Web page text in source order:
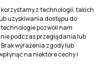
z technologii, takich
uzyskiwania dostępu do
pozwoli nam
podczas przeglądania lub
wyrażenia zgody lub
na niektóre cechy i